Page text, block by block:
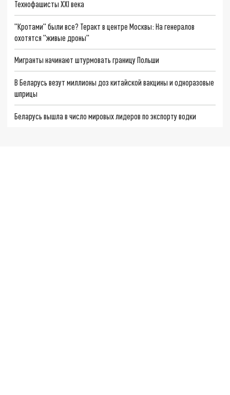
Технофашисты XXI века
"Кротами" были все? Теракт в центре Москвы: На генералов
охотятся "живые дроны"
Мигранты начинают штурмовать границу Польши
В Беларусь везут миллионы доз китайской вакцины и одноразовые
шприцы
Беларусь вышла в число мировых лидеров по экспорту водки